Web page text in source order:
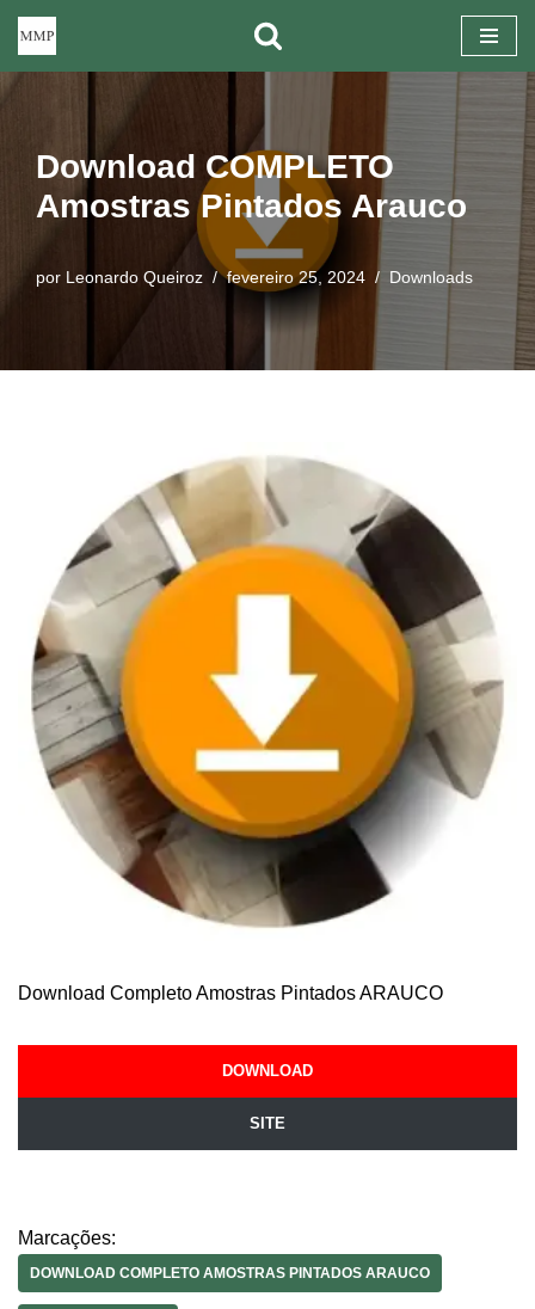
conteúdo
Download COMPLETO
Amostras Pintados Arauco
por Leonardo Queiroz fevereiro 25, 2024 Downloads
Download Completo Amostras Pintados ARAUCO
DOWNLOAD
SITE
Marcações:
DOWNLOAD COMPLETO AMOSTRAS PINTADOS ARAUCO